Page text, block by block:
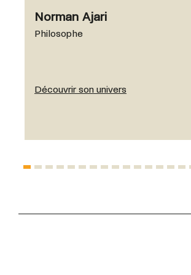
Norman Ajari
Philosophe
Découvrir son univers